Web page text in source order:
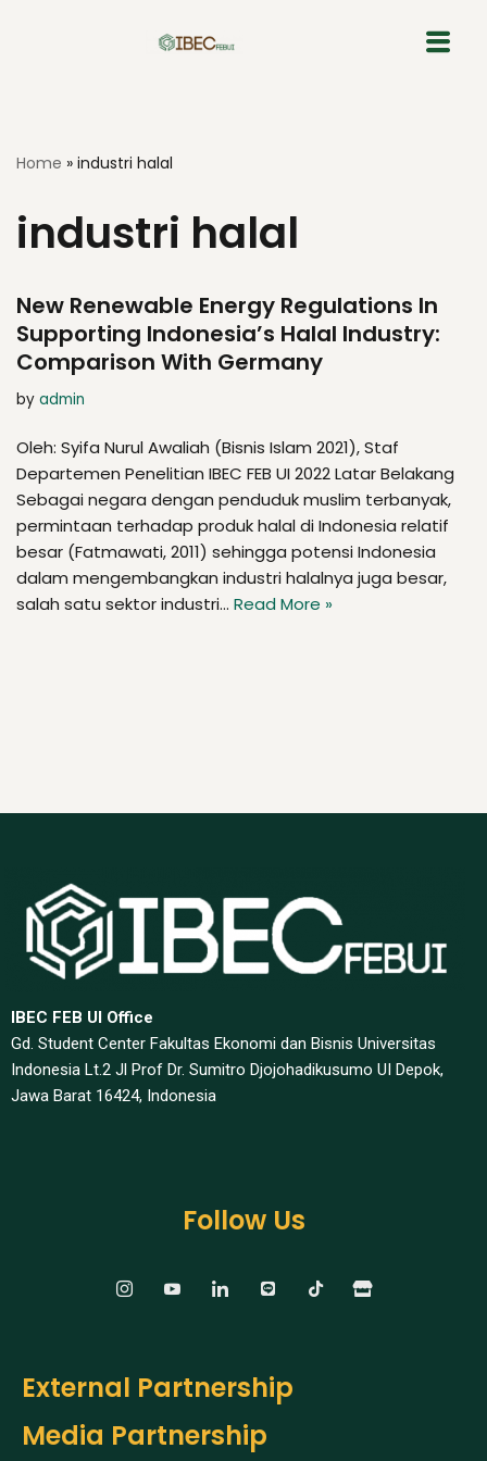
Home » industri halal
industri halal
New Renewable Energy Regulations In
Supporting Indonesia’s Halal Industry:
Comparison With Germany
by admin
Oleh: Syifa Nurul Awaliah (Bisnis Islam 2021), Staf
Departemen Penelitian IBEC FEB UI 2022 Latar Belakang
Sebagai negara dengan penduduk muslim terbanyak,
permintaan terhadap produk halal di Indonesia relatif
besar (Fatmawati, 2011) sehingga potensi Indonesia
dalam mengembangkan industri halalnya juga besar,
salah satu sektor industri… Read More »
IBEC FEB UI Office
Gd. Student Center Fakultas Ekonomi dan Bisnis Universitas
Indonesia Lt.2 Jl Prof Dr. Sumitro Djojohadikusumo UI Depok,
Jawa Barat 16424, Indonesia​
Follow Us
External Partnership
Media Partnership